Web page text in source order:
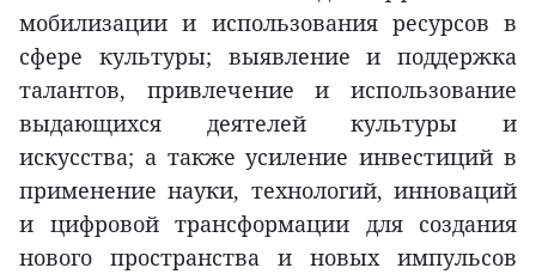
мобилизации и использования ресурсов в
сфере культуры; выявление и поддержка
талантов, привлечение и использование
выдающихся деятелей культуры и
искусства; а также усиление инвестиций в
применение науки, технологий, инноваций
и цифровой трансформации для создания
нового пространства и новых импульсов